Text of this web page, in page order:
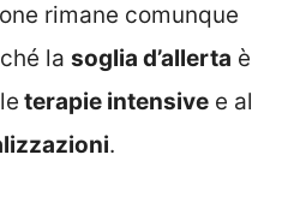
rimane comunque
la soglia d’allerta è
terapie intensive e al
.